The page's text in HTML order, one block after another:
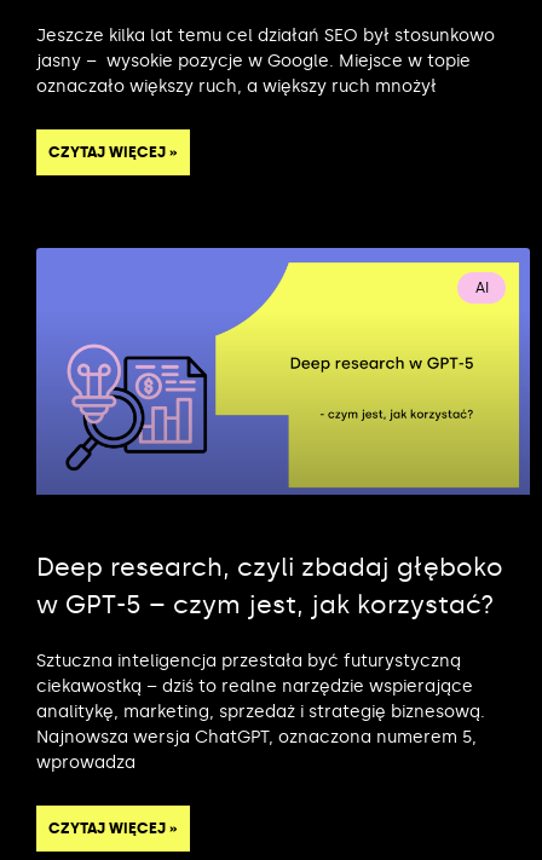
Jeszcze kilka lat temu cel działań SEO był stosunkowo
jasny – wysokie pozycje w Google. Miejsce w topie
oznaczało większy ruch, a większy ruch mnożył
CZYTAJ WIĘCEJ »
AI
Deep research, czyli zbadaj głęboko
w GPT-5 – czym jest, jak korzystać?
Sztuczna inteligencja przestała być futurystyczną
ciekawostką – dziś to realne narzędzie wspierające
analitykę, marketing, sprzedaż i strategię biznesową.
Najnowsza wersja ChatGPT, oznaczona numerem 5,
wprowadza
CZYTAJ WIĘCEJ »